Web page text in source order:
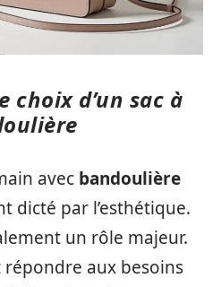
d’un sac à
avec bandoulière
dicté par l’esthétique.
un rôle majeur.
aux besoins